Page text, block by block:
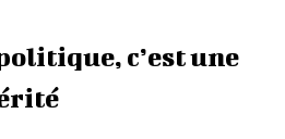
c’est une